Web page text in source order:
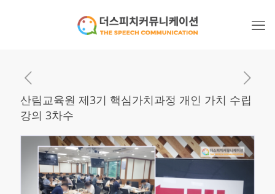
산림교육원 제3기 핵심가치과정 개인 가치 수립
강의 3차수